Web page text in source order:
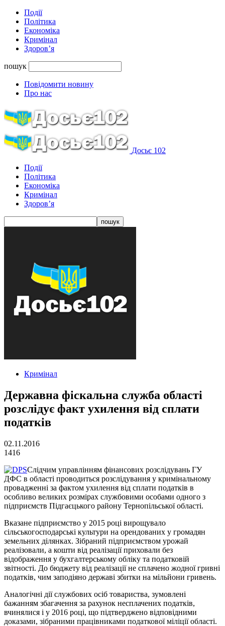
Події
Політика
Економіка
Кримінал
Здоров’я
пошук
Повідомити новину
Про нас
Досьє 102
Події
Політика
Економіка
Кримінал
Здоров’я
Кримінал
Державна фіскальна служба області
розслідує факт ухилення від сплати
податків
02.11.2016
1416
Слідчим управлінням фінансових розслідувань ГУ
ДФС в області проводиться розслідування у кримінальному
провадженні за фактом ухилення від сплати податків в
особливо великих розмірах службовими особами одного з
підприємств Підгаєцького району Тернопільської області.
Вказане підприємство у 2015 році вирощувало
сільськогосподарські культури на орендованих у громадян
земельних ділянках. Зібраний підприємством урожай
реалізовали, а кошти від реалізації приховали без
відображення у бухгалтерському обліку та податковій
звітності. До бюджету від реалізації не сплачено жодної гривні
податків, чим заподіяно державі збитки на мільйони гривень.
Аналогічні дії службових осіб товариства, зумовлені
бажанням збагачення за рахунок несплачених податків,
вчинялися і у 2016 році, що підтверджено відповідними
доказами, зібраними працівниками податкової міліції області.